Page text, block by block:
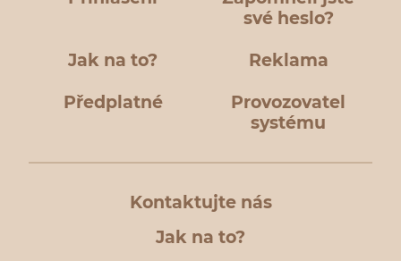
své heslo?
Jak na to? Reklama
Předplatné
Provozovatel
systému
Kontaktujte nás
Jak na to?